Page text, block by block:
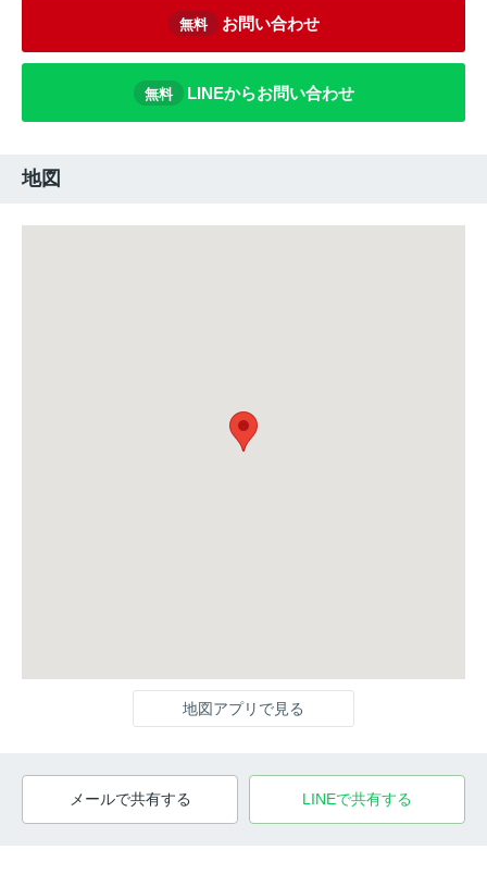
無料 お問い合わせ
無料 LINEからお問い合わせ
地図
地図アプリで見る
メールで共有する LINEで共有する